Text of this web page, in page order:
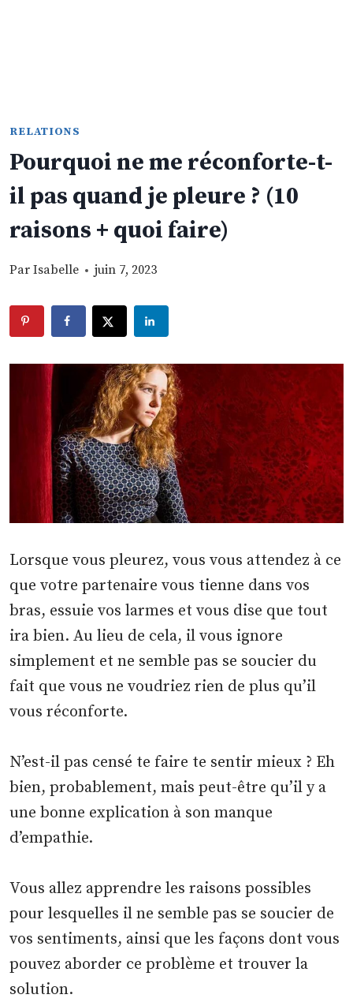
RELATIONS
Pourquoi ne me réconforte-t-
il pas quand je pleure ? (10
raisons + quoi faire)
Par Isabelle juin 7, 2023
Lorsque vous pleurez, vous vous attendez à ce
que votre partenaire vous tienne dans vos
bras, essuie vos larmes et vous dise que tout
ira bien. Au lieu de cela, il vous ignore
simplement et ne semble pas se soucier du
fait que vous ne voudriez rien de plus qu’il
vous réconforte.
N’est-il pas censé te faire te sentir mieux ? Eh
bien, probablement, mais peut-être qu’il y a
une bonne explication à son manque
d’empathie.
Vous allez apprendre les raisons possibles
pour lesquelles il ne semble pas se soucier de
vos sentiments, ainsi que les façons dont vous
pouvez aborder ce problème et trouver la
solution.